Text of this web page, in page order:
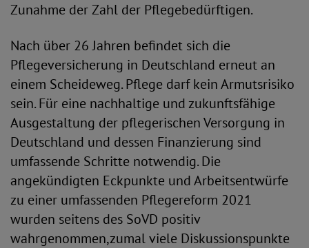
Zunahme der Zahl der Pflegebedürftigen.
Nach über 26 Jahren befindet sich die
Pflegeversicherung in Deutschland erneut an
einem Scheideweg. Pflege darf kein Armutsrisiko
sein. Für eine nachhaltige und zukunftsfähige
Ausgestaltung der pflegerischen Versorgung in
Deutschland und dessen Finanzierung sind
umfassende Schritte notwendig. Die
angekündigten Eckpunkte und Arbeitsentwürfe
zu einer umfassenden Pflegereform 2021
wurden seitens des SoVD positiv
wahrgenommen,zumal viele Diskussionspunkte